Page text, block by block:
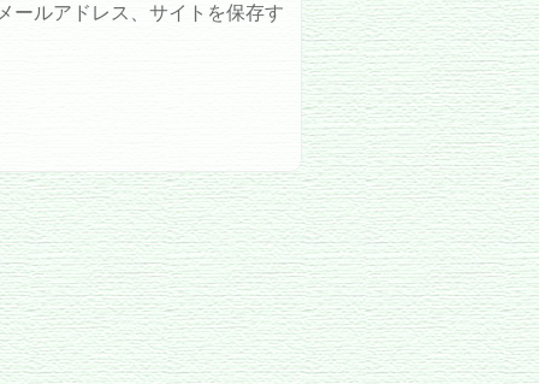
ールアドレス、サイトを保存す